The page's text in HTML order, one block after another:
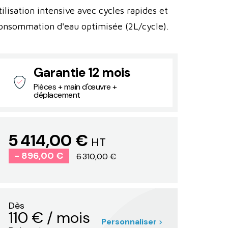
intensive avec cycles rapides et
d'eau optimisée (2L/cycle).
Garantie 12 mois
Pièces + main d'œuvre +
déplacement
5 414,00 € HT
- 896,00 € 6 310,00 €
Dès
110 € / mois Personnaliser